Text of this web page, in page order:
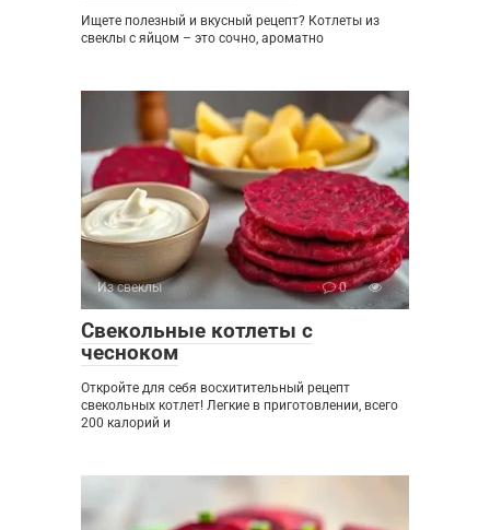
Ищете полезный и вкусный рецепт? Котлеты из
свеклы с яйцом – это сочно, ароматно
Из свеклы 0
Свекольные котлеты с
чесноком
Откройте для себя восхитительный рецепт
свекольных котлет! Легкие в приготовлении, всего
200 калорий и